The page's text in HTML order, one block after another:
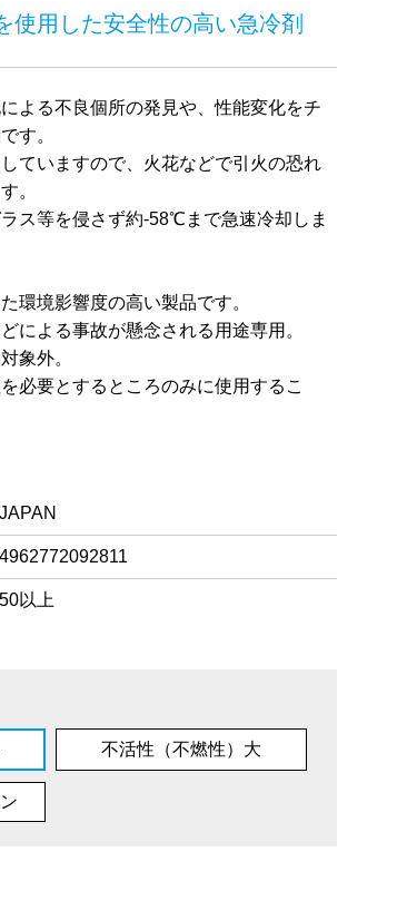
使用した安全性の高い急冷剤
よる不良個所の発見や、性能変化をチ
す。
ていますので、火花などで引火の恐れ
。
ス等を侵さず約-58℃まで急速冷却しま
環境影響度の高い製品です。
による事故が懸念される用途専用。
象外。
必要とするところのみに使用するこ
JAPAN
4962772092811
50以上
不活性（不燃性）大